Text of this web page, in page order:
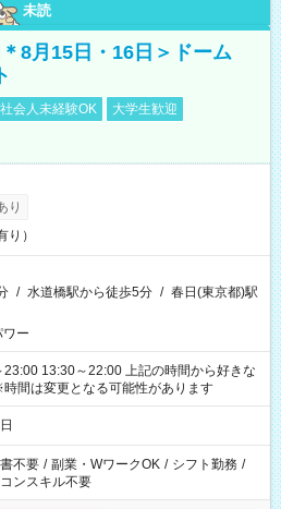
未読
8月15日・16日＞ドーム
社会人未経験OK
大学生歓迎
り
り）
/ 水道橋駅から徒歩5分 / 春日(東京都)駅
ー
～22:00 上記の時間から好きな
間は変更となる可能性があります
不要 / 副業・WワークOK / シフト勤務 /
ンスキル不要